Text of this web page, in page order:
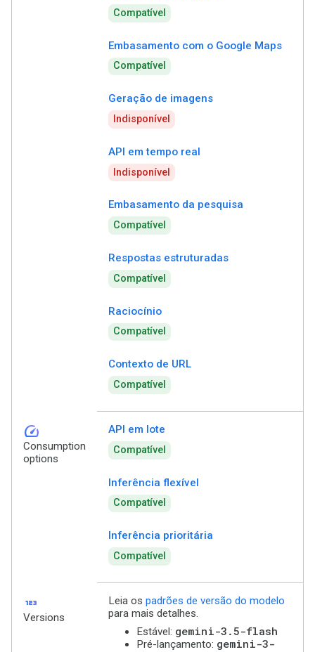
Compatível
Embasamento com o Google Maps
Compatível
Geração de imagens
Indisponível
API em tempo real
Indisponível
Embasamento da pesquisa
Compatível
Respostas estruturadas
Compatível
Raciocínio
Compatível
Contexto de URL
Compatível
speed
Consumption
options
API em lote
Compatível
Inferência flexível
Compatível
Inferência prioritária
Compatível
123
Versions
Leia os padrões de versão do modelo
para mais detalhes.
Estável: gemini-3.5-flash
Pré-lançamento: gemini-3-